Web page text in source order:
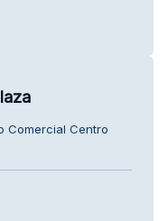
Comercial Centro